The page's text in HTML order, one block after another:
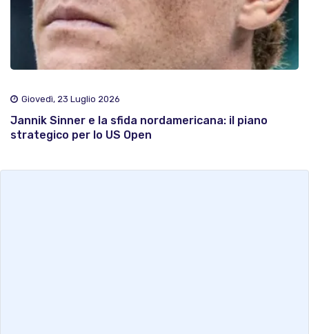
Giovedì, 23 Luglio 2026
Jannik Sinner e la sfida nordamericana: il piano
strategico per lo US Open